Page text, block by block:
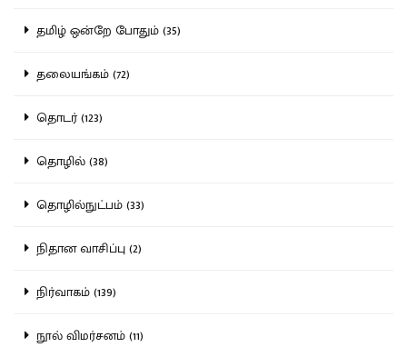
தமிழ் ஒன்றே போதும் (35)
தலையங்கம் (72)
தொடர் (123)
தொழில் (38)
தொழில்நுட்பம் (33)
நிதான வாசிப்பு (2)
நிர்வாகம் (139)
நூல் விமர்சனம் (11)